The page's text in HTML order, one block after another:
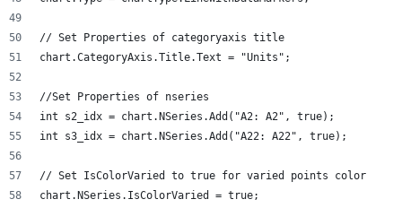
// Set Properties of categoryaxis title
chart.CategoryAxis.Title.Text = "Units";
//Set Properties of nseries
int s2_idx = chart.NSeries.Add("A2: A2", true);
int s3_idx = chart.NSeries.Add("A22: A22", true);
// Set IsColorVaried to true for varied points color
chart.NSeries.IsColorVaried = true;